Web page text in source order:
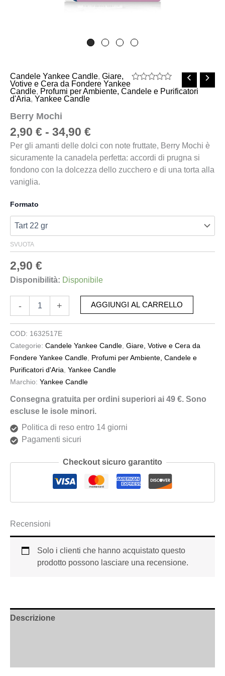
Valutato
0
Candele Yankee Candle, Giare,
Votive e Cera da Fondere Yankee
Candle, Profumi per Ambiente, Candele e Purificatori
d'Aria, Yankee Candle
Berry Mochi
2,90 € - 34,90 €
Per gli amanti delle dolci con note fruttate, Berry Mochi è
sicuramente la canadela perfetta: accordi di prugna si
fondono con la dolcezza dello zucchero e di una torta alla
vaniglia.
Formato
SVUOTA
2,90 €
Disponibilità: Disponibile
- + AGGIUNGI AL CARRELLO
COD: 1632517E
Categorie: Candele Yankee Candle Giare, Votive e Cera da
Fondere Yankee Candle Profumi per Ambiente, Candele e
Purificatori d'Aria Yankee Candle
Marchio: Yankee Candle
Consegna gratuita per ordini superiori ai 49 €. Sono
escluse le isole minori.
Politica di reso entro 14 giorni
Pagamenti sicuri
Checkout sicuro garantito
Recensioni
Solo i clienti che hanno acquistato questo
prodotto possono lasciare una recensione.
Descrizione